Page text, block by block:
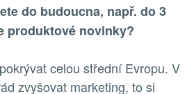
do budoucna, např. do 3
produktové novinky?
celou střední Evropu. V
zvyšovat marketing, to si